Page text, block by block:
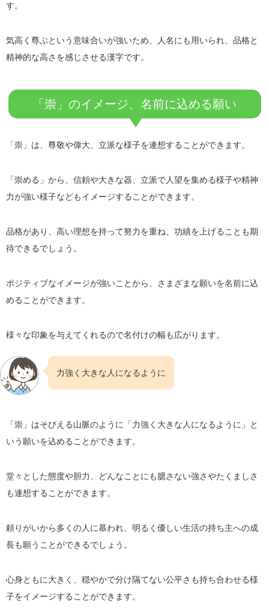
す。
気高く尊ぶという意味合いが強いため、人名にも用いられ、品格と
精神的な高さを感じさせる漢字です。
「崇」のイメージ、名前に込める願い
「崇」は、尊敬や偉大、立派な様子を連想することができます。
「崇める」から、信頼や大きな器、立派で人望を集める様子や精神
力が強い様子などもイメージすることができます。
品格があり、高い理想を持って努力を重ね、功績を上げることも期
待できるでしょう。
ポジティブなイメージが強いことから、さまざまな願いを名前に込
めることができます。
様々な印象を与えてくれるので名付けの幅も広がります。
力強く大きな人になるように
「崇」はそびえる山脈のように「力強く大きな人になるように」と
いう願いを込めることができます。
堂々とした態度や胆力、どんなことにも臆さない強さやたくましさ
も連想することができます。
頼りがいから多くの人に慕われ、明るく優しい生活の持ち主への成
長も願うことができるでしょう。
心身ともに大きく、穏やかで分け隔てない公平さも持ち合わせる様
子をイメージすることができます。